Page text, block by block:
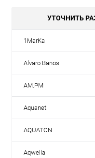
УТОЧНИТЬ
1MarKa
Alvaro Banos
AM.PM
Aquanet
AQUATON
Aqwella